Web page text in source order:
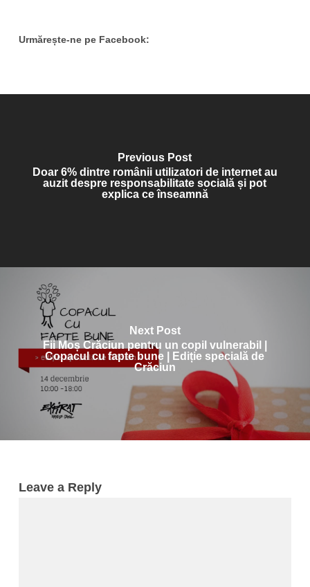
Urmărește-ne pe Facebook:
Previous Post
Doar 6% dintre românii utilizatori de internet au
auzit despre responsabilitate socială și pot
explica ce înseamnă
Next Post
Fii Moș Crăciun pentru un copil vulnerabil |
Copacul cu fapte bune | Ediție specială de
Crăciun
Leave a Reply